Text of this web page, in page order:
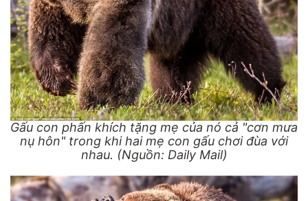
Gấu con phấn khích tặng mẹ của nó cả "cơn mưa
nụ hôn" trong khi hai mẹ con gấu chơi đùa với
nhau. (Nguồn: Daily Mail)